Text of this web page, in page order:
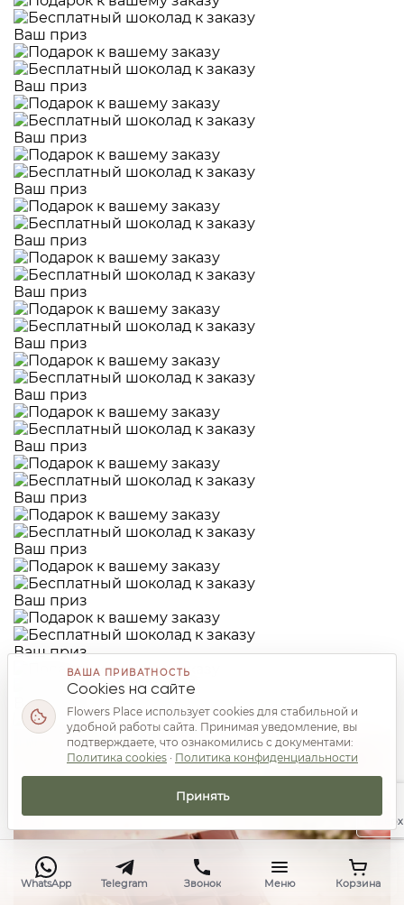
Ваш приз
Ваш приз
Ваш приз
Ваш приз
Ваш приз
Ваш приз
Ваш приз
Ваш приз
Ваш приз
Ваш приз
Ваш приз
Ваш приз
Ваш приз
Ваш приз
WhatsApp Telegram Звонок Меню Корзина
Наверх
ВАША ПРИВАТНОСТЬ
Cookies на сайте
Flowers Place использует cookies для стабильной и
удобной работы сайта. Принимая уведомление, вы
подтверждаете, что ознакомились с документами:
Политика cookies · Политика конфиденциальности
Принять